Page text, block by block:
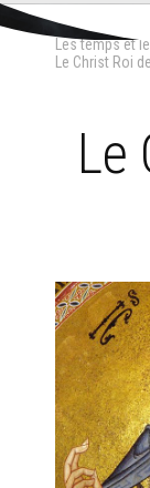
Aller
contenu.
Outils
personnels
Accueil
Les temps et
Le Christ Roi
Le